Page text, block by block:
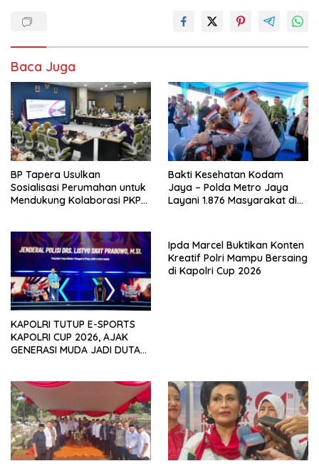
Baca Juga
BP Tapera Usulkan
Sosialisasi Perumahan untuk
Mendukung Kolaborasi PKP
Bakti Kesehatan Kodam
Jaya – Polda Metro Jaya
Layani 1.876 Masyarakat di
KAPOLRI TUTUP E-SPORTS
KAPOLRI CUP 2026, AJAK
GENERASI MUDA JADI DUTA
Ipda Marcel Buktikan Konten
Kreatif Polri Mampu Bersaing
di Kapolri Cup 2026